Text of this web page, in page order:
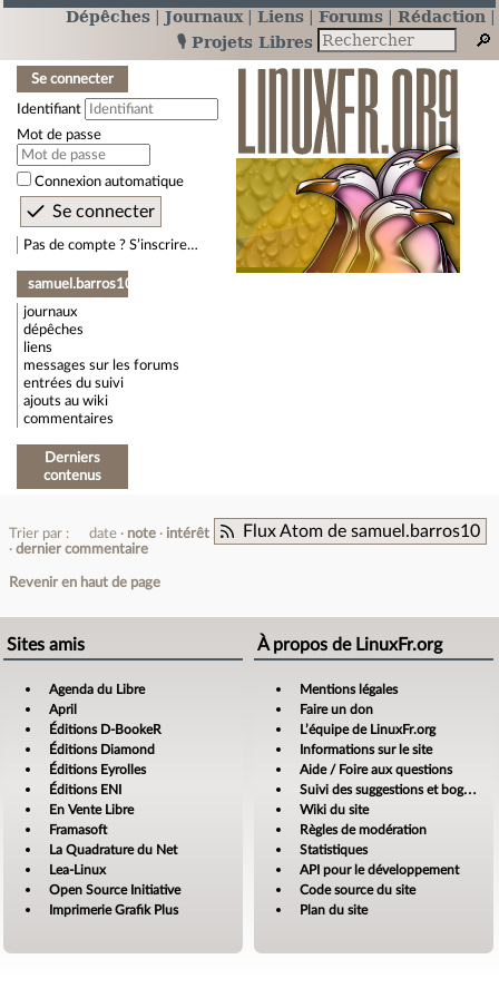
Dépêches Journaux Liens Forums
Rédaction
🎙️ Projets Libres
Se connecter
Identifiant
Mot de passe
Connexion automatique
Pas de compte ? S’inscrire…
samuel.barros10
journaux
dépêches
liens
messages sur les forums
entrées du suivi
ajouts au wiki
commentaires
Derniers
contenus
Flux Atom de samuel.barros10
Trier par : date note
intérêt
dernier commentaire
Revenir en haut de page
Sites amis
Agenda du Libre
April
Éditions D-BookeR
Éditions Diamond
Éditions Eyrolles
Éditions ENI
En Vente Libre
Framasoft
La Quadrature du Net
Lea-Linux
Open Source Initiative
Imprimerie Grafik Plus
À propos de LinuxFr.org
Mentions légales
Faire un don
L’équipe de LinuxFr.org
Informations sur le site
Aide / Foire aux questions
Suivi des suggestions et bogues
Wiki du site
Règles de modération
Statistiques
API pour le développement
Code source du site
Plan du site